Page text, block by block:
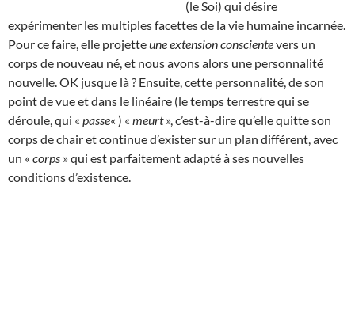
(le Soi) qui désire
expérimenter les multiples facettes de la vie humaine incarnée.
Pour ce faire, elle projetteune extension conscientevers un
corps de nouveau né, et nous avons alors une personnalité
nouvelle. OK jusque là ? Ensuite, cette personnalité, de son
point de vue et dans le linéaire (le temps terrestre qui se
déroule, qui « passe« ) « meurt», c’est-à-dire qu’elle quitte son
corps de chair et continue d’exister sur un plan différent, avec
un « corps » qui est parfaitement adapté à ses nouvelles
conditions d’existence.